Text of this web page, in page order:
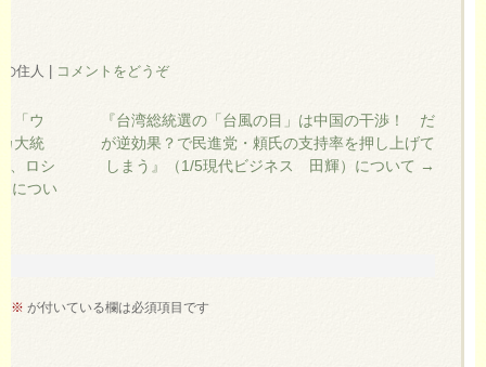
住人 コメントをどうぞ
「ウ
大統
、ロシ
につい
『台湾総統選の「台風の目」は中国の干渉！ だ
が逆効果？で民進党・頼氏の支持率を押し上げて
しまう』（1/5現代ビジネス 田輝）について →
※ が付いている欄は必須項目です